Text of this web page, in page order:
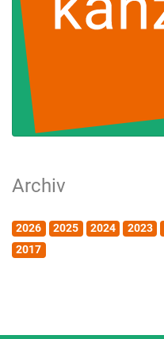
Archiv
2026 2025 2024 2023
2017